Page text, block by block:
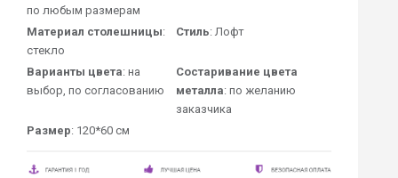
по любым размерам
Материал столешницы:
стекло
Стиль: Лофт
Варианты цвета: на
выбор, по согласованию
Состаривание цвета
металла: по желанию
заказчика
Размер: 120*60 см